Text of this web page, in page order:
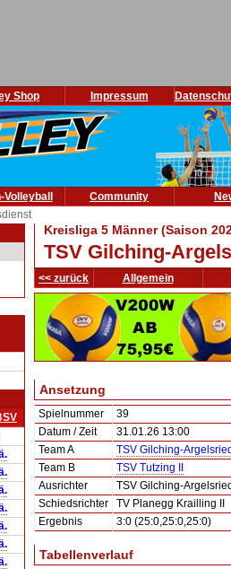
Shop Impressum
Volleyball Community
Kreisliga 5 Männer (Saison
TSV Gilching-
<< zurück Allgemein
Ansetzung
Spielnummer
39
Datum / Zeit
31.01.26 13:00
Team A
TSV Gilching-
Team B
TSV Tutzing II
Ausrichter
TSV Gilching-
Schiedsrichter
TV Planegg Krailling II
Ergebnis
3:0 (25:0,25:0,25:0)
Tabellenverlauf